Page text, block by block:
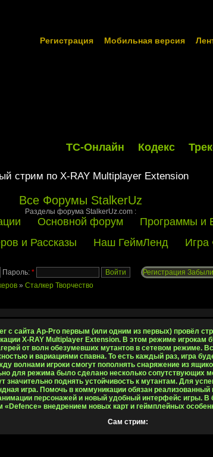
Регистрация Мобильная версия
ТС-Онлайн Кодекс
стрим по X-RAY Multiplayer Extension
Все Форумы StalkerUz
Разделы форума StalkerUz.com :
Основной форум
Программы и
и Рассказы
Наш ГеймЛенд
Пароль: * Регистрация
» Сталкер Творчество
с сайта Ap-Pro первым (или одним из первых) провёл
X-RAY Multiplayer Extension. В этом режиме игрокам
от волн обезумевших мутантов в сетевом режиме.
и вариациями спавна. То есть каждый раз, игра
волнами игроки смогут пополнять снаряжение из
для режима было сделано несколько сопутствующих
значительно поднять устойчивость к мутантам. Для
игра. Помочь в коммуникации обязан реализованный
персонажей и новый удобный интерфейс игры.
внедрением новых карт и геймплейных
Сам стрим: